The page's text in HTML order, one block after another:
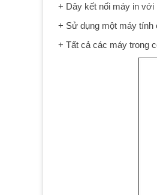
+ Dây kết nối máy in với
+ Sử dụng một máy tính
+ Tất cả các máy trong